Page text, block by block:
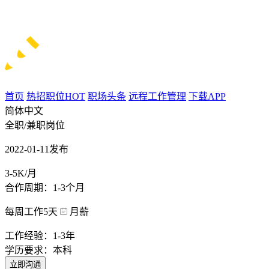
首页 热招职位HOT 职场头条 远程工作管理 下载APP
简体中文
全职/兼职岗位
2022-01-11发布
3-5K/月
合作周期：1-3个月
每周工作5天 月薪
工作经验：1-3年
学历要求：本科
立即沟通